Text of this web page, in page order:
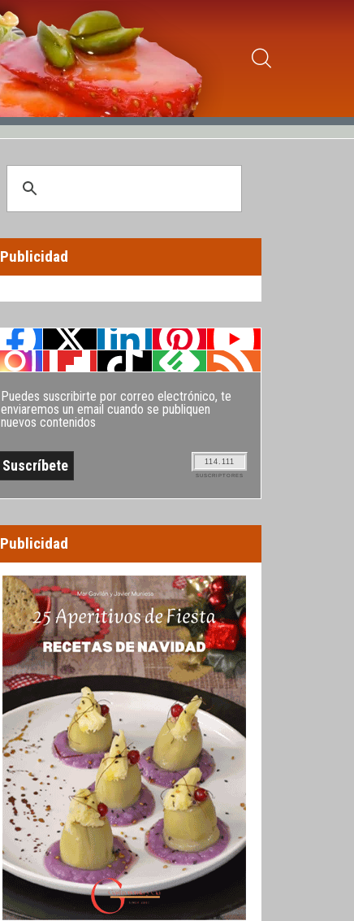
Publicidad
Puedes suscribirte por correo electrónico, te
enviaremos un email cuando se publiquen
nuevos contenidos
114.111
SUSCRIPTORES
Publicidad